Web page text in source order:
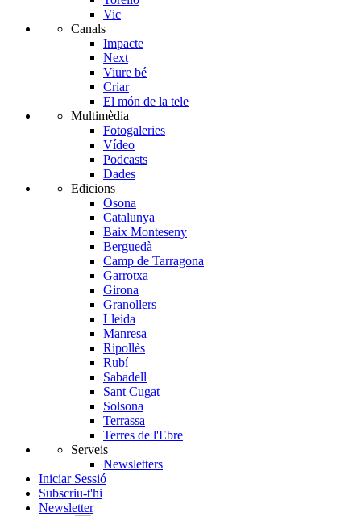
Vic
Canals
Impacte
Next
Viure bé
Criar
El món de la tele
Multimèdia
Fotogaleries
Vídeo
Podcasts
Dades
Edicions
Osona
Catalunya
Baix Monteseny
Berguedà
Camp de Tarragona
Garrotxa
Girona
Granollers
Lleida
Manresa
Ripollès
Rubí
Sabadell
Sant Cugat
Solsona
Terrassa
Terres de l'Ebre
Serveis
Newsletters
Iniciar Sessió
Subscriu-t'hi
Newsletter